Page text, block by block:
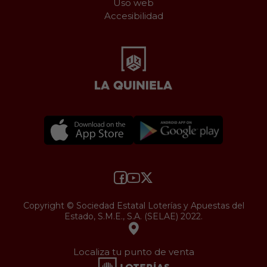
Uso web
Accesibilidad
Copyright © Sociedad Estatal Loterías y Apuestas del
Estado, S.M.E., S.A. (SELAE) 2022.
Localiza tu punto de venta